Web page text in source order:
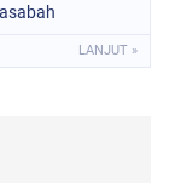
LANJUT »